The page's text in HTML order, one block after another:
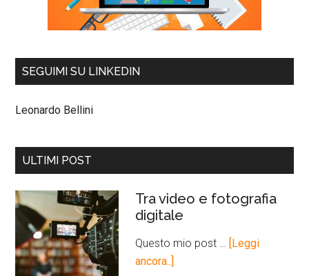
SEGUIMI SU LINKEDIN
Leonardo Bellini
ULTIMI POST
Tra video e fotografia
digitale
Questo mio post …
[Leggi
ancora..]